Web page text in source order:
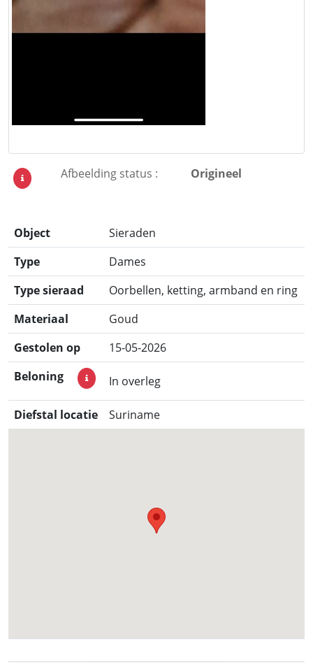
Afbeelding status : Origineel
Object
Sieraden
Type
Dames
Type sieraad
Oorbellen, ketting, armband en ring
Materiaal
Goud
Gestolen op
15-05-2026
Beloning
In overleg
Diefstal locatie Suriname